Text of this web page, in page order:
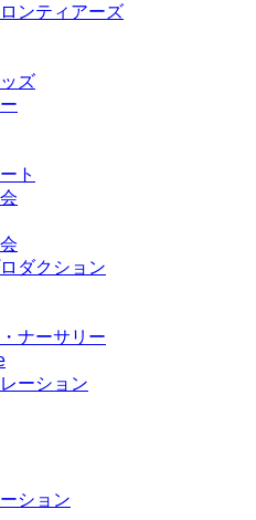
ンティアーズ
ズ
ト
ダクション
ナーサリー
ーション
ション